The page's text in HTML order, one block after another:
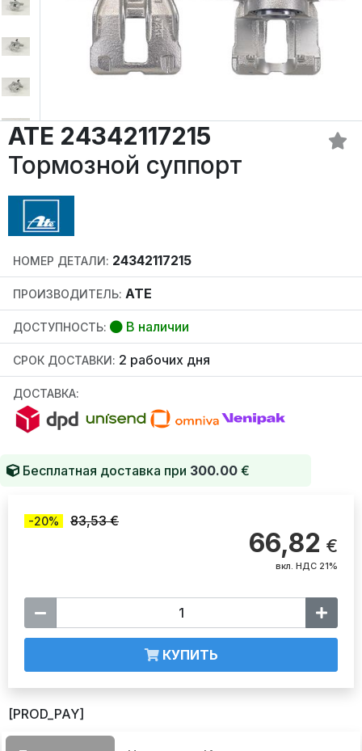
ATE 24342117215
Тормозной суппорт
НОМЕР ДЕТАЛИ: 24342117215
ПРОИЗВОДИТЕЛЬ: ATE
ДОСТУПНОСТЬ: В наличии
СРОК ДОСТАВКИ: 2 рабочих дня
ДОСТАВКА:
Бесплатная доставка при 300.00 €
-20% 83,53 €
66,82 €
вкл. НДС 21%
КУПИТЬ
[PROD_PAY]